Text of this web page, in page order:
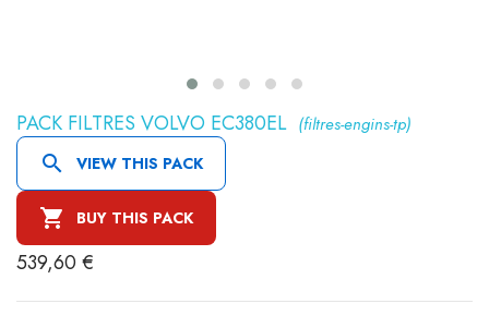
PACK FILTRES VOLVO EC380EL (filtres-engins-tp)
 VIEW THIS PACK
 BUY THIS PACK
539,60 €